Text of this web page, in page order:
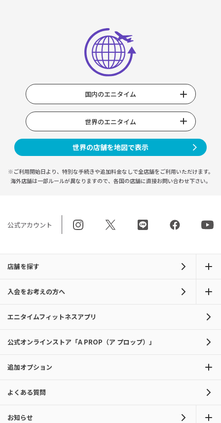
国内のエニタイム
世界のエニタイム
世界の店舗を地図で表示
※ご利用開始日より、特別な手続きや追加料金なしで全店舗をご利用いただけます。
海外店舗は一部ルールが異なりますので、 各国の店舗に直接お問い合わせ下さい。
公式アカウント
店舗を探す
入会をお考えの方へ
エニタイムフィットネスアプリ
公式オンラインストア「A PROP（ア プロップ）」
追加オプション
よくある質問
お知らせ